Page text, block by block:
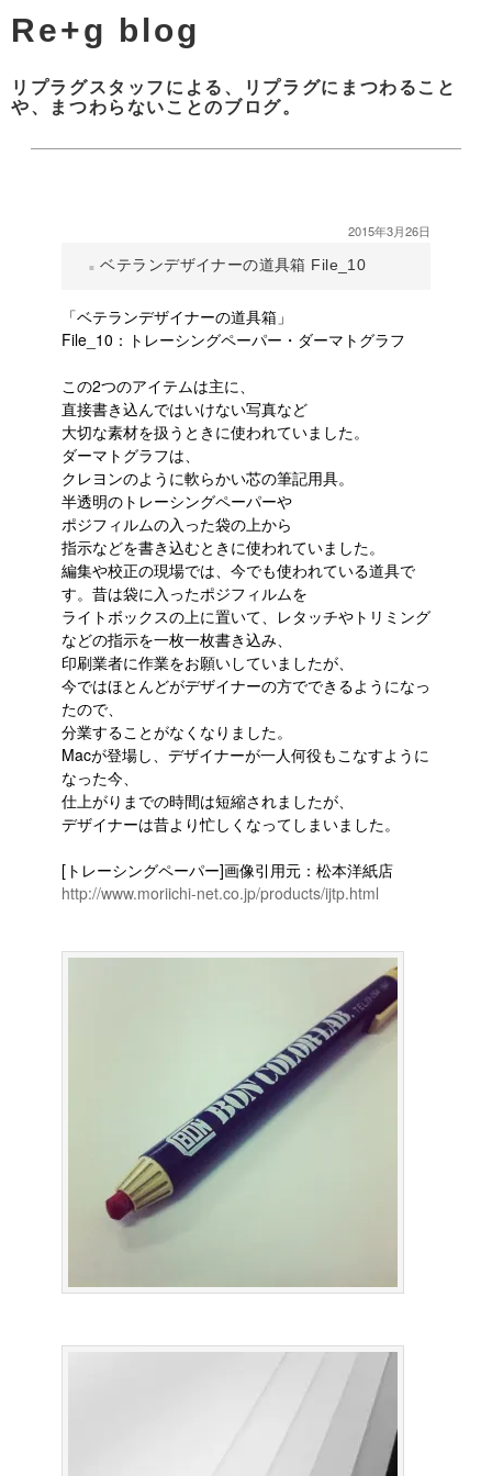
Re+g blog
リプラグスタッフによる、リプラグにまつわること
や、まつわらないことのブログ。
2015年3月26日
ベテランデザイナーの道具箱 File_10
「ベテランデザイナーの道具箱」
File_10：トレーシングペーパー・ダーマトグラフ
この2つのアイテムは主に、
直接書き込んではいけない写真など
大切な素材を扱うときに使われていました。
ダーマトグラフは、
クレヨンのように軟らかい芯の筆記用具。
半透明のトレーシングペーパーや
ポジフィルムの入った袋の上から
指示などを書き込むときに使われていました。
編集や校正の現場では、今でも使われている道具で
す。昔は袋に入ったポジフィルムを
ライトボックスの上に置いて、レタッチやトリミング
などの指示を一枚一枚書き込み、
印刷業者に作業をお願いしていましたが、
今ではほとんどがデザイナーの方でできるようになっ
たので、
分業することがなくなりました。
Macが登場し、デザイナーが一人何役もこなすように
なった今、
仕上がりまでの時間は短縮されましたが、
デザイナーは昔より忙しくなってしまいました。
[トレーシングペーパー]画像引用元：松本洋紙店
http://www.moriichi-net.co.jp/products/ijtp.html